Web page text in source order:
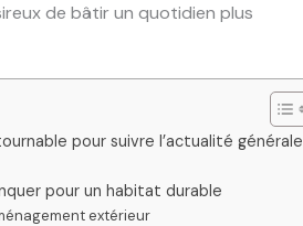
de bâtir un quotidien plus
pour suivre l’actualité générale
pour un habitat durable
extérieur